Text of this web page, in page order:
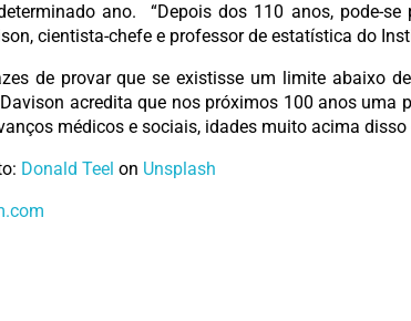
ano. “Depois dos 110 anos, pode-
cientista-chefe e professor de estatística do
de provar que se existisse um limite abaixo
acredita que nos próximos 100 anos
médicos e sociais, idades muito acima
Donald Teel on Unsplash
.com